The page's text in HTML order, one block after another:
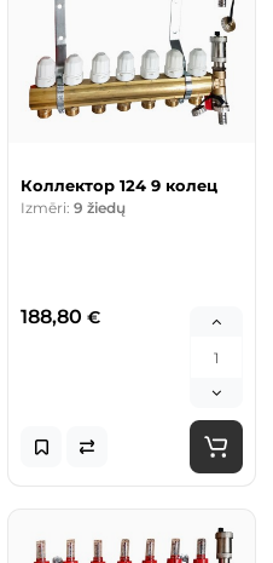
Коллектор 124 9 колец
Izmēri: 9 žiedų
188,80 €